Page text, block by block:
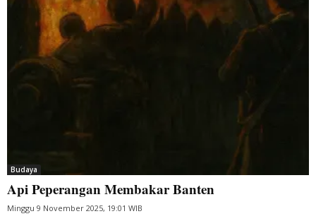
Budaya
Api Peperangan Membakar Banten
Minggu 9 November 2025, 19:01 WIB